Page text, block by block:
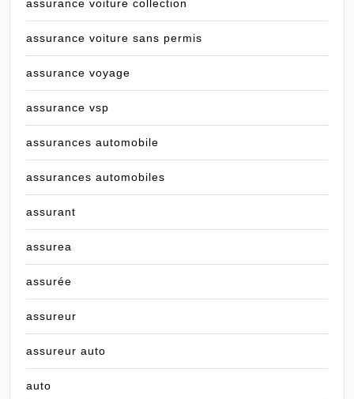
assurance voiture collection
assurance voiture sans permis
assurance voyage
assurance vsp
assurances automobile
assurances automobiles
assurant
assurea
assurée
assureur
assureur auto
auto